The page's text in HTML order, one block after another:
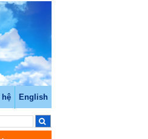
hệ English